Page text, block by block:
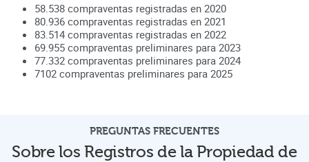
58.538 compraventas registradas en 2020
80.936 compraventas registradas en 2021
83.514 compraventas registradas en 2022
69.955 compraventas preliminares para 2023
77.332 compraventas preliminares para 2024
7102 compraventas preliminares para 2025
PREGUNTAS FRECUENTES
Sobre los Registros de la Propiedad de